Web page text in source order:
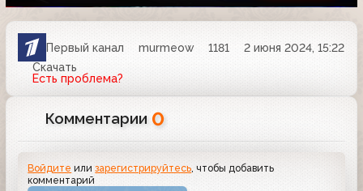
Первый канал murmeow 1181
2 июня 2024, 15:22
Скачать
Есть проблема?
Комментарии 0
Войдите илизарегистрируйтесь, чтобы добавить
комментарий